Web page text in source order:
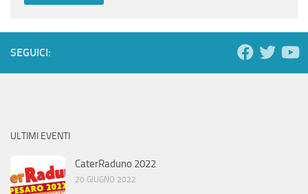
SEGUICI:
ULTIMI EVENTI
CaterRaduno 2022
20 GIUGNO 2022